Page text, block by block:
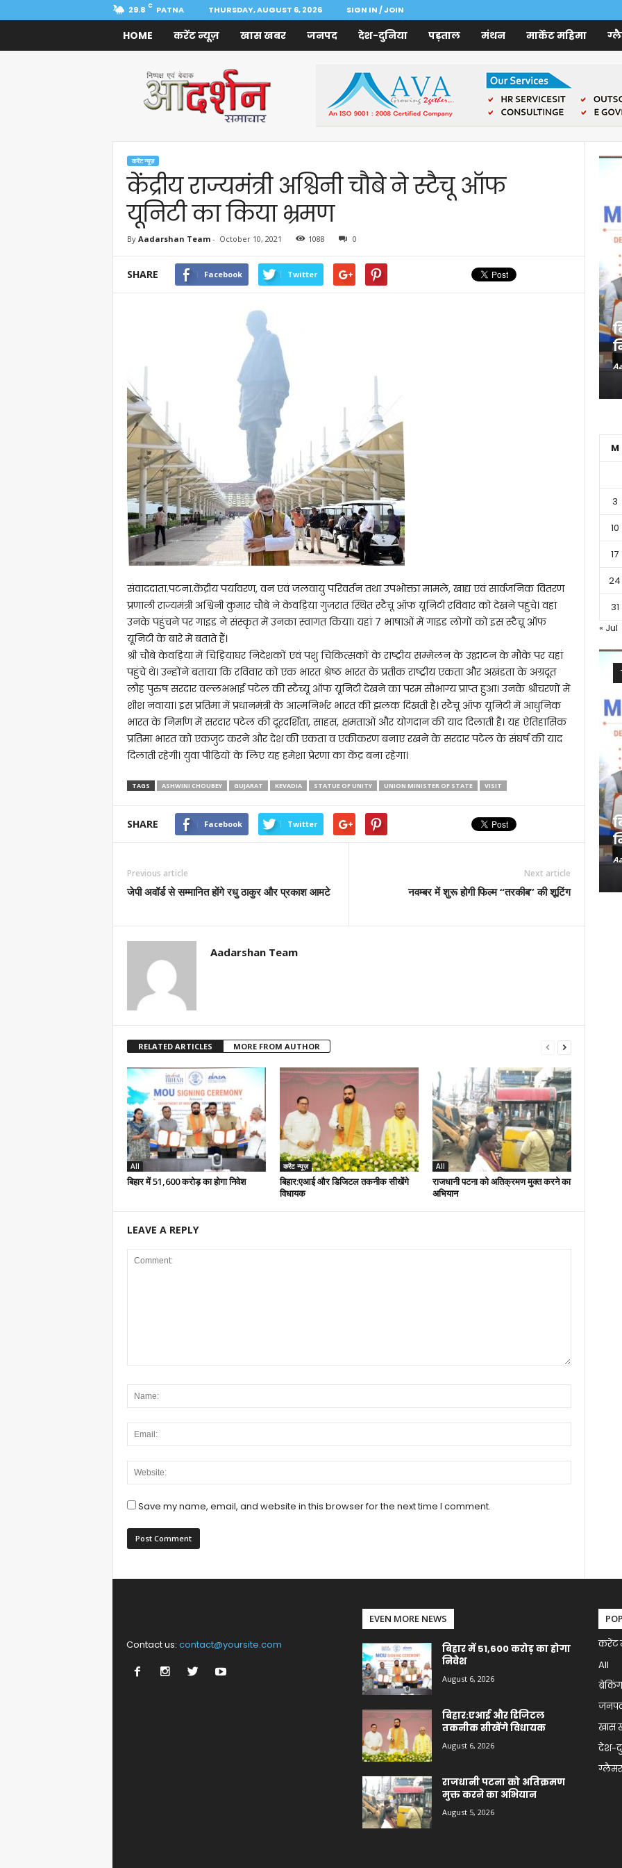
29.8 C PATNA THURSDAY, AUGUST 6, 2026 SIGN IN / JOIN
HOME करेंट न्यूज़ खास खबर जनपद देश-दुनिया पड़ताल मंथन मार्केट महिमा
Samachar
करेंट न्यूज़
केंद्रीय राज्यमंत्री अश्विनी चौबे ने स्टैचू ऑफ
यूनिटी का किया भ्रमण
By Aadarshan Team- October 10, 2021 1088 0
SHARE Facebook Twitter
संवाददाता.पटना.केंद्रीय पर्यावरण, वन एवं जलवायु परिवर्तन तथा उपभोक्ता मामले, खाद्य एवं सार्वजनिक वितरण
प्रणाली राज्यमंत्री अश्विनी कुमार चौबे ने केवड़िया गुजरात स्थित स्टैचू ऑफ यूनिटी रविवार को देखने पहुंचे। वहां
उनके पहुंचने पर गाइड ने संस्कृत में उनका स्वागत किया। यहां 7 भाषाओं में गाइड लोगों को इस स्टैचू ऑफ
यूनिटी के बारे में बताते हैं।
श्री चौबे केवड़िया में चिड़ियाघर निदेशकों एवं पशु चिकित्सकों के राष्ट्रीय सम्मेलन के उद्घाटन के मौके पर यहां
पहुंचे थे। उन्होंने बताया कि रविवार को एक भारत श्रेष्ठ भारत के प्रतीक राष्ट्रीय एकता और अखंडता के अग्रदूत
लौह पुरुष सरदार वल्लभभाई पटेल की स्‍टैच्यू ऑफ यूनिटी देखने का परम सौभाग्य प्राप्त हुआ। उनके श्रीचरणों में
शीश नवाया। इस प्रतिमा में प्रधानमंत्री के आत्मनिर्भर भारत की झलक दिखती है। स्टैचू ऑफ यूनिटी में आधुनिक
भारत के निर्माण में सरदार पटेल की दूरदर्शिता, साहस, क्षमताओं और योगदान की याद दिलाती है। यह ऐतिहासिक
प्रतिमा भारत को एकजुट करने और देश की एकता व एकीकरण बनाए रखने के सरदार पटेल के संघर्ष की याद
दिलाती रहेगी। युवा पीढ़ियों के लिए यह हमेशा प्रेरणा का केंद्र बना रहेगा।
TAGS ASHWINI CHOUBEY GUJARAT KEVADIA STATUE OF UNITY UNION MINISTER OF STATE VISIT
SHARE Facebook Twitter
Previous article
जेपी अवॉर्ड से सम्मानित होंगे रधु ठाकुर और प्रकाश आमटे
Next article
नवम्बर में शुरू होगी फिल्म “तरकीब” की शूटिंग
Aadarshan Team
RELATED ARTICLES MORE FROM AUTHOR
All
बिहार में 51,600 करोड़ का होगा निवेश
करेंट न्यूज़
बिहार:एआई और डिजिटल तकनीक सीखेंगे
विधायक
All
राजधानी पटना को अतिक्रमण मुक्त करने का
अभियान
LEAVE A REPLY
Save my name, email, and website in this browser for the next time I comment.
M
3
10
17
24
31
« Jul
Contact us: contact@yoursite.com
EVEN MORE NEWS
बिहार में 51,600 करोड़ का होगा
निवेश
August 6, 2026
बिहार:एआई और डिजिटल
तकनीक सीखेंगे विधायक
August 6, 2026
राजधानी पटना को अतिक्रमण
मुक्त करने का अभियान
August 5, 2026
करेंट
All
खास
देश-
ग्लैमर